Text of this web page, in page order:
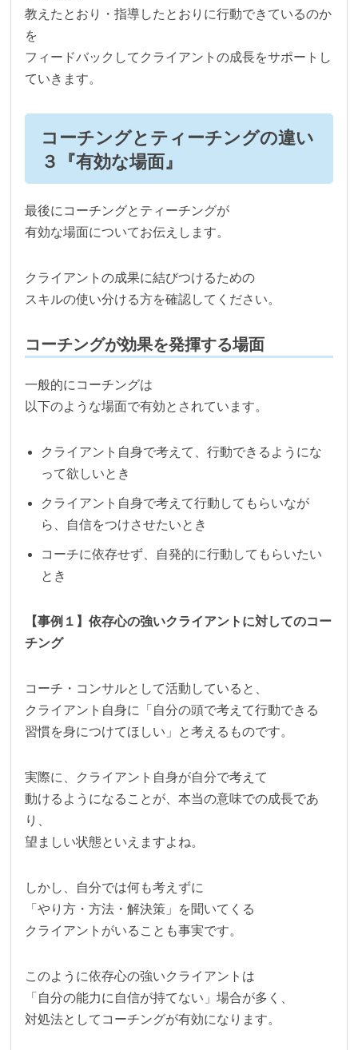
教えたとおり・指導したとおりに行動できているのか
を
フィードバックしてクライアントの成長をサポートし
ていきます。
コーチングとティーチングの違い
３『有効な場面』
最後にコーチングとティーチングが
有効な場面についてお伝えします。
クライアントの成果に結びつけるための
スキルの使い分ける方を確認してください。
コーチングが効果を発揮する場面
一般的にコーチングは
以下のような場面で有効とされています。
クライアント自身で考えて、行動できるようにな
って欲しいとき
クライアント自身で考えて行動してもらいなが
ら、自信をつけさせたいとき
コーチに依存せず、自発的に行動してもらいたい
とき
【事例１】依存心の強いクライアントに対してのコー
チング
コーチ・コンサルとして活動していると、
クライアント自身に「自分の頭で考えて行動できる
習慣を身につけてほしい」と考えるものです。
実際に、クライアント自身が自分で考えて
動けるようになることが、本当の意味での成長であ
り、
望ましい状態といえますよね。
しかし、自分では何も考えずに
「やり方・方法・解決策」を聞いてくる
クライアントがいることも事実です。
このように依存心の強いクライアントは
「自分の能力に自信が持てない」場合が多く、
対処法としてコーチングが有効になります。